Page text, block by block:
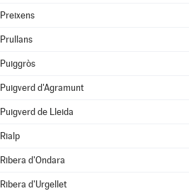
Preixens
Prullans
Puiggròs
Puigverd d'Agramunt
Puigverd de Lleida
Rialp
Ribera d'Ondara
Ribera d'Urgellet